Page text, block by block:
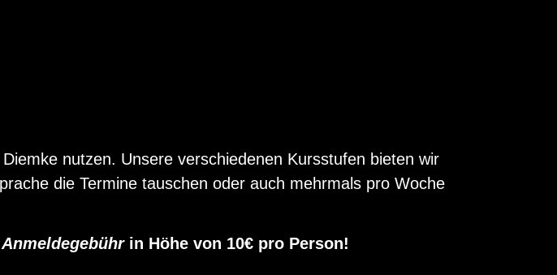
nutzen. Unsere verschiedenen Kursstufen bieten wir
die Termine tauschen oder auch mehrmals pro Woche
in Höhe von 10€ pro Person!